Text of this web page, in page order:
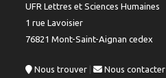
UFR Lettres et Sciences Humaines
1 rue Lavoisier
76821 Mont-Saint-Aignan cedex
Nous trouver | Nous contacter